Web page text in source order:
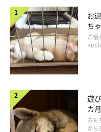
@mocosmile935
飼い主さんによると、2頭
備をしているのだそうです
お
ち
コ“
長！
ご紹
遊
カ
成
おも
から